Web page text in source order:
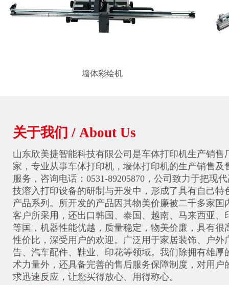
墙体彩绘机
关于我们 / About Us
山东欣美捷智能科技有限公司是车体打印机生产销售
家，专业从事车体打印机，墙体打印机的生产销售及
服务，咨询电话：0531-89205870，公司致力于把现
技溶入打印设备的研制与开发中，形成了具有自己特
产品系列。所开发的产品因其物美价廉被二千多家国
客户所采用，还出口韩国、泰国、越南、马来西亚、
等国，机器性能优越，质量稳定，物美价廉，具有很
性价比，深受用户的欢迎。广泛用于家居装饰、户外
告、汽车配件、鞋业、印花等领域。我们除拥有雄厚
术力量外，还具备完善的售后服务保障制度，对用户
求迅速反应，让您买得放心、用得称心。